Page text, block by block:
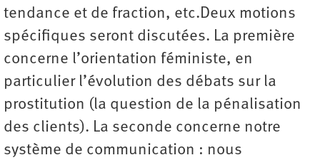
tendance et de fraction, etc.Deux motions
spécifiques seront discutées. La première
concerne l’orientation féministe, en
particulier l’évolution des débats sur la
prostitution (la question de la pénalisation
des clients). La seconde concerne notre
système de communication : nous